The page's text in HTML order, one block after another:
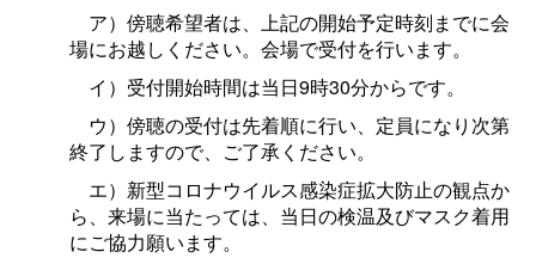
ア）傍聴希望者は、上記の開始予定時刻までに会
場にお越しください。会場で受付を行います。
イ）受付開始時間は当日9時30分からです。
ウ）傍聴の受付は先着順に行い、定員になり次第
終了しますので、ご了承ください。
エ）新型コロナウイルス感染症拡大防止の観点か
ら、来場に当たっては、当日の検温及びマスク着用
にご協力願います。